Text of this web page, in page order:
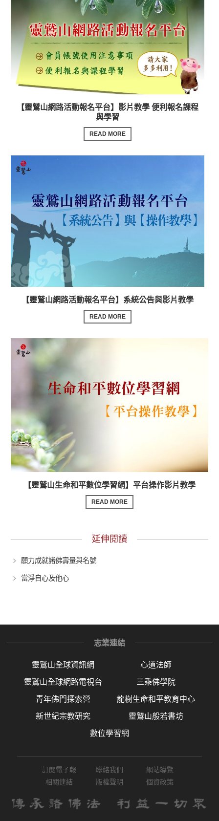
【靈鷲山網路活動報名平台】影片教學 便利報名課程
與學習
READ MORE
【靈鷲山網路活動報名平台】系統公告與影片教學
READ MORE
【靈鷲山生命和平數位學習網】平台操作影片教學
READ MORE
延伸閱讀
願力成就諸佛壽量與名號
當淨自心及他心
志業連結
靈鷲山全球資訊網 心道法師
靈鷲山全球網路電視台 三乘佛學院
青年佛門探索營 龍樹生命和平教育中心
新世紀宗教研究 靈鷲山般若書坊
數位學習網
訂閱電子報 聯絡我們
網站導覽
相關連結
版權聲明 個資政策